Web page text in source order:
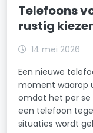
Telefoons
rustig
14 mei 2026
Een nieuwe
moment waarop
omdat het per
een telefoon
situaties wordt